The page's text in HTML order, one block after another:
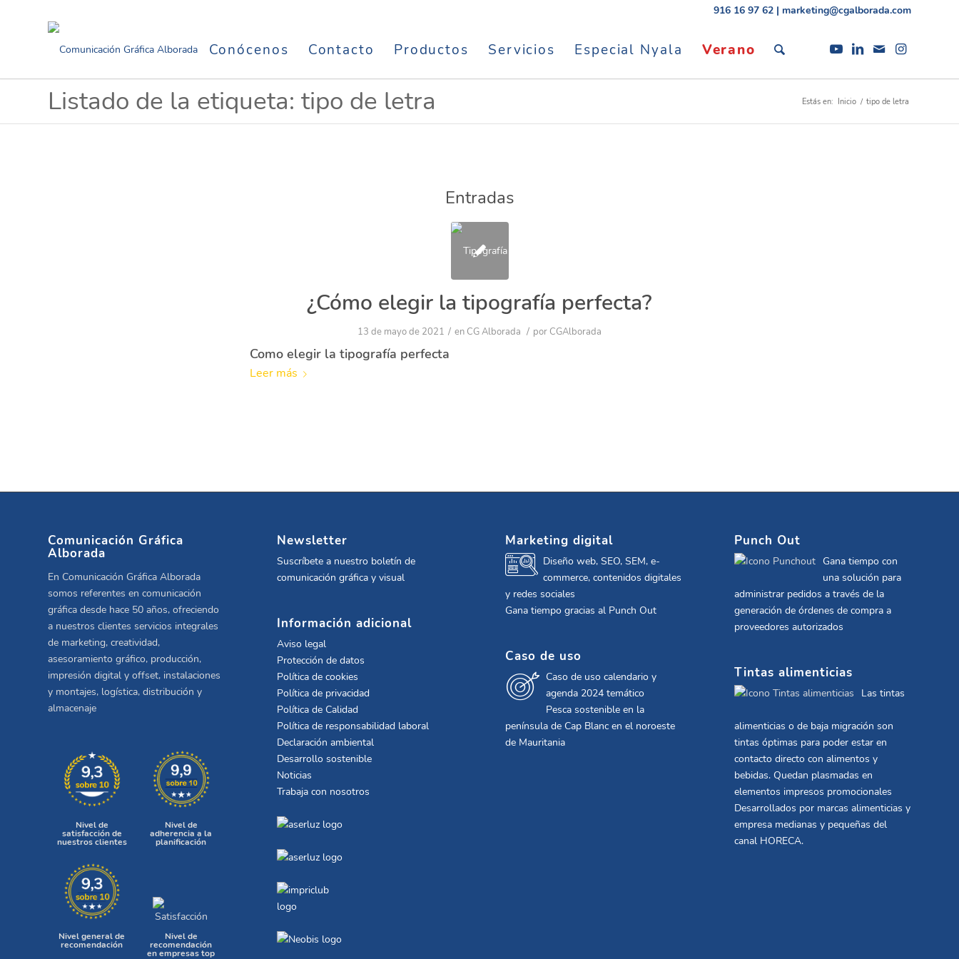
916 16 97 62 | marketing@cgalborada.com
Conócenos Contacto Productos Servicios Especial Nyala Verano
Listado de la etiqueta: tipo de letra Estás en: Inicio / tipo de letra
Entradas
¿Cómo elegir la tipografía perfecta?
13 de mayo de 2021 / en CG Alborada / por CGAlborada
Como elegir la tipografía perfecta
Leer más
Comunicación Gráfica
Alborada
En Comunicación Gráfica Alborada
somos referentes en comunicación
gráfica desde hace 50 años, ofreciendo
a nuestros clientes servicios integrales
de marketing, creatividad,
asesoramiento gráfico, producción,
impresión digital y offset, instalaciones
y montajes, logística, distribución y
almacenaje
Nivel de
satisfacción de
nuestros clientes
Nivel de
adherencia a la
planificación
Nivel general de
recomendación
Nivel de
recomendación
en empresas top
Newsletter
Suscríbete a nuestro boletín de
comunicación gráfica y visual
Información adicional
Aviso legal
Protección de datos
Política de cookies
Política de privacidad
Política de Calidad
Política de responsabilidad laboral
Declaración ambiental
Desarrollo sostenible
Noticias
Trabaja con nosotros
Marketing digital
Diseño web, SEO, SEM, e-
commerce, contenidos digitales
y redes sociales
Gana tiempo gracias al Punch Out
Caso de uso
Caso de uso calendario y
agenda 2024 temático
Pesca sostenible en la
península de Cap Blanc en el noroeste
de Mauritania
Punch Out
Gana tiempo con
una solución para
administrar pedidos a través de la
generación de órdenes de compra a
proveedores autorizados
Tintas alimenticias
Las tintas
alimenticias o de baja migración son
tintas óptimas para poder estar en
contacto directo con alimentos y
bebidas. Quedan plasmadas en
elementos impresos promocionales
Desarrollados por marcas alimenticias y
empresa medianas y pequeñas del
canal HORECA.